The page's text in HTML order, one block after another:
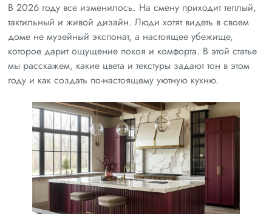
В 2026 году все изменилось. На смену приходит теплый,
тактильный и живой дизайн. Люди хотят видеть в своем
доме не музейный экспонат, а настоящее убежище,
которое дарит ощущение покоя и комфорта. В этой статье
мы расскажем, какие цвета и текстуры задают тон в этом
году и как создать по-настоящему уютную кухню.